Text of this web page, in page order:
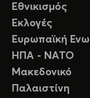
Εθνικισμός
Εκλογές
Ευρωπαϊκή
ΗΠΑ - ΝΑΤΟ
Μακεδονικό
Παλαιστίνη